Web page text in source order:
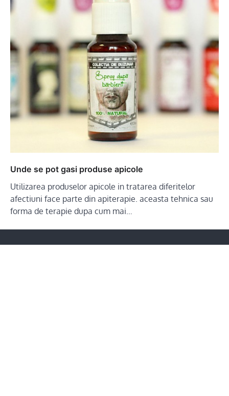
Unde se pot gasi produse apicole
Utilizarea produselor apicole in tratarea diferitelor
afectiuni face parte din apiterapie. aceasta tehnica sau
forma de terapie dupa cum mai…